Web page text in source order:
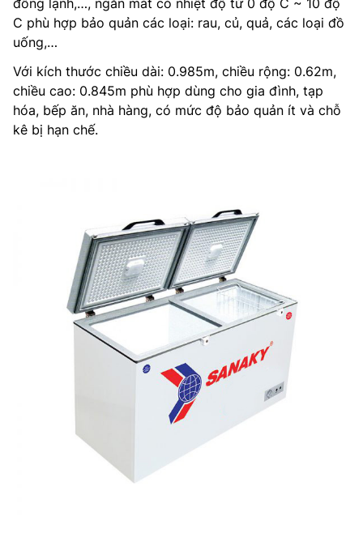
đông lạnh,…, ngăn mát có nhiệt độ từ 0 độ C ~ 10 độ
C phù hợp bảo quản các loại: rau, củ, quả, các loại đồ
uống,…
Với kích thước chiều dài: 0.985m, chiều rộng: 0.62m,
chiều cao: 0.845m phù hợp dùng cho gia đình, tạp
hóa, bếp ăn, nhà hàng, có mức độ bảo quản ít và chỗ
kê bị hạn chế.